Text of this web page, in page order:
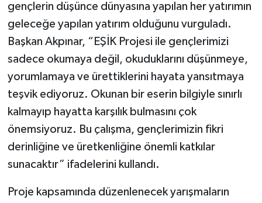
gençlerin düşünce dünyasına yapılan her yatırımın
geleceğe yapılan yatırım olduğunu vurguladı.
Başkan Akpınar, “EŞİK Projesi ile gençlerimizi
sadece okumaya değil, okuduklarını düşünmeye,
yorumlamaya ve ürettiklerini hayata yansıtmaya
teşvik ediyoruz. Okunan bir eserin bilgiyle sınırlı
kalmayıp hayatta karşılık bulmasını çok
önemsiyoruz. Bu çalışma, gençlerimizin fikri
derinliğine ve üretkenliğine önemli katkılar
sunacaktır” ifadelerini kullandı.
Proje kapsamında düzenlenecek yarışmaların